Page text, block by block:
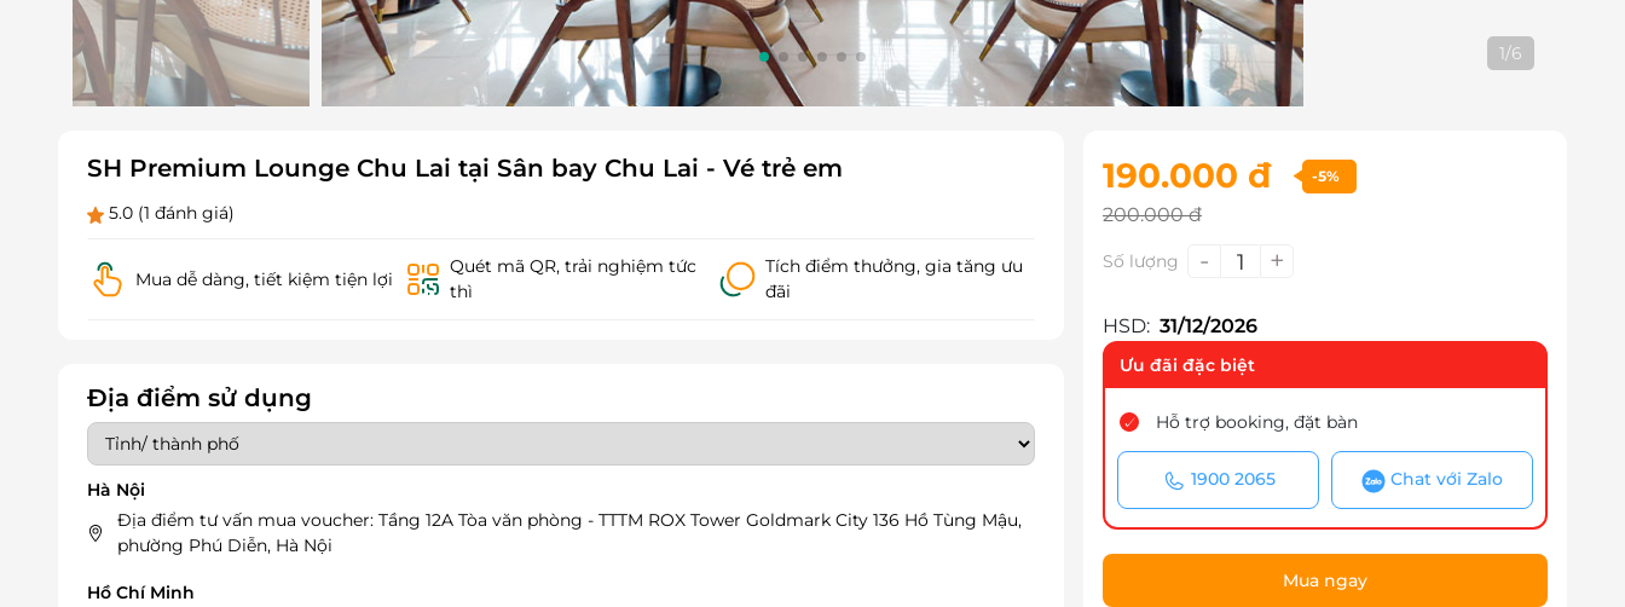
2/6
SH Premium Lounge Chu Lai tại Sân bay Chu Lai - Vé trẻ em
5.0 (1 đánh giá)
Mua dễ dàng, tiết kiệm tiện lợi
Quét mã QR, trải nghiệm tức
thì
Tích điểm thưởng, gia tăng ưu
đãi
Địa điểm sử dụng
Hà Nội
Địa điểm tư vấn mua voucher: Tầng 12A Tòa văn phòng - TTTM ROX Tower Goldmark City 136 Hồ Tùng Mậu,
phường Phú Diễn, Hà Nội
Hồ Chí Minh
190.000 đ -5%
200.000 đ
Số lượng - 1 +
HSD: 31/12/2026
Ưu đãi đặc biệt
Hỗ trợ booking, đặt bàn
1900 2065 Chat với Zalo
Mua ngay